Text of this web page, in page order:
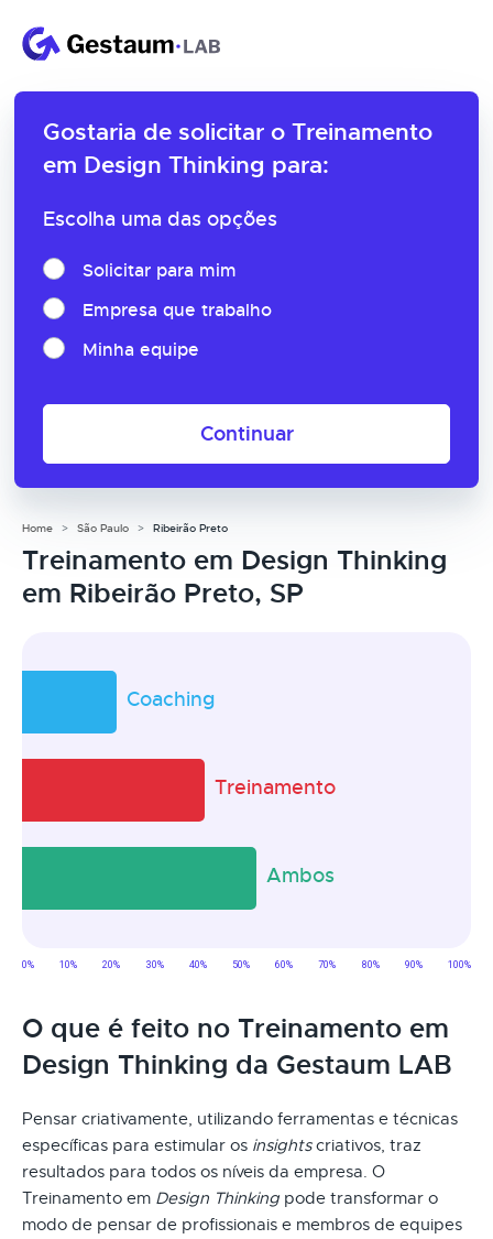
Gostaria de solicitar o Treinamento
em Design Thinking para:
Escolha uma das opções
Solicitar para mim
Empresa que trabalho
Minha equipe
Continuar
Home São Paulo Ribeirão Preto
Treinamento em Design Thinking
em Ribeirão Preto, SP
O que é feito no Treinamento em
Design Thinking da Gestaum LAB
Pensar criativamente, utilizando ferramentas e técnicas
específicas para estimular os insightscriativos, traz
resultados para todos os níveis da empresa. O
Treinamento em Design Thinking pode transformar o
modo de pensar de profissionais e membros de equipes